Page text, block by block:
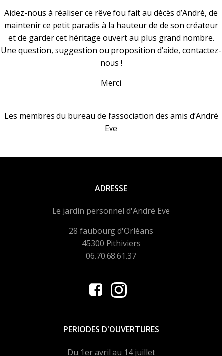
Aidez-nous à réaliser ce rêve fou fait au décès d’André, de
maintenir ce petit paradis à la hauteur de de son créateur
et de garder cet héritage ouvert au plus grand nombre.
Une question, suggestion ou proposition d’aide, contactez-
nous !
Merci
Les membres du bureau de l’association des amis d’André
Eve
ADRESSE
Le jardin personnel d'André Eve
28 faubourg d'Orléans
45300 Pithiviers
06.70.68.61.37
PERIODES D'OUVERTURES
Du 1er avril au 14 juillet